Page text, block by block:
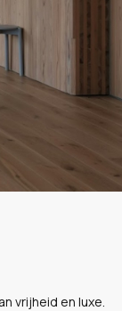
vrijheid en luxe.